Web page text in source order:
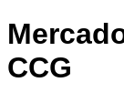
CCG